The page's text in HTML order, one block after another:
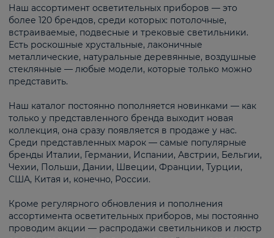
Наш ассортимент осветительных приборов — это
более 120 брендов, среди которых: потолочные,
встраиваемые, подвесные и трековые светильники.
Есть роскошные хрустальные, лаконичные
металлические, натуральные деревянные, воздушные
стеклянные — любые модели, которые только можно
представить.
Наш каталог постоянно пополняется новинками — как
только у представленного бренда выходит новая
коллекция, она сразу появляется в продаже у нас.
Среди представленных марок — самые популярные
бренды Италии, Германии, Испании, Австрии, Бельгии,
Чехии, Польши, Дании, Швеции, Франции, Турции,
США, Китая и, конечно, России.
Кроме регулярного обновления и пополнения
ассортимента осветительных приборов, мы постоянно
проводим акции — распродажи светильников и люстр